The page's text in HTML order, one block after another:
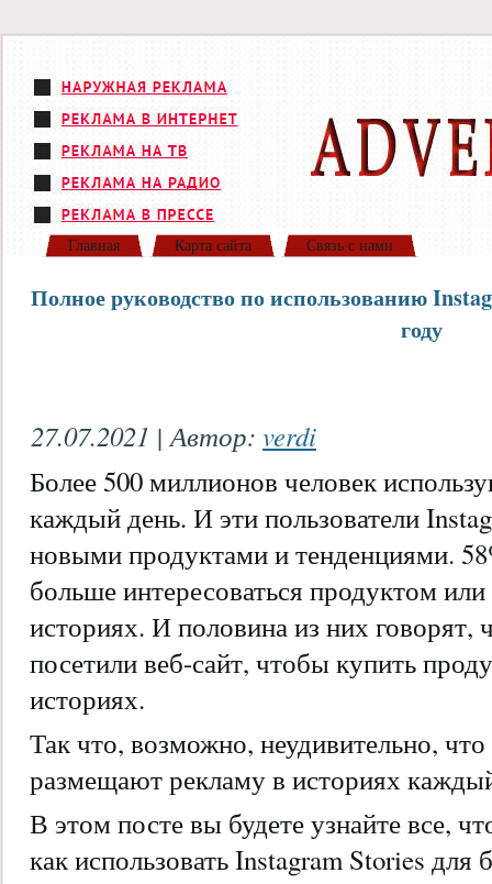
Главная Карта сайта Связь с нами
Полное руководство по использованию
году
27.07.2021 | Автор: verdi
Более 500 миллионов человек
каждый день. И эти пользователи
новыми продуктами и тенденциями.
больше интересоваться продуктом
историях. И половина из них говорят,
посетили веб-сайт, чтобы купить
историях.
Так что, возможно, неудивительно,
размещают рекламу в историях
В этом посте вы будете узнайте все,
как использовать Instagram Stories для